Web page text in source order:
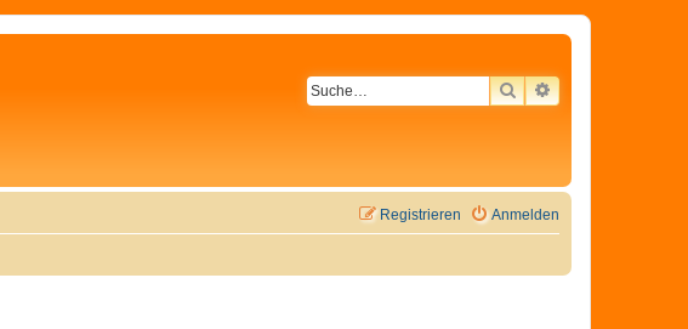
SUCHEERWEITERTE
Anmelden
Registrieren